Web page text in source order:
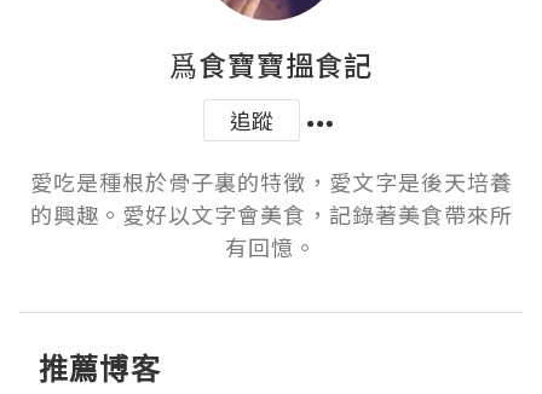
爲食寶寶搵食記
追蹤
愛吃是種根於骨子裏的特徵，愛文字是後天培養
的興趣。愛好以文字會美食，記錄著美食帶來所
有回憶。
推薦博客